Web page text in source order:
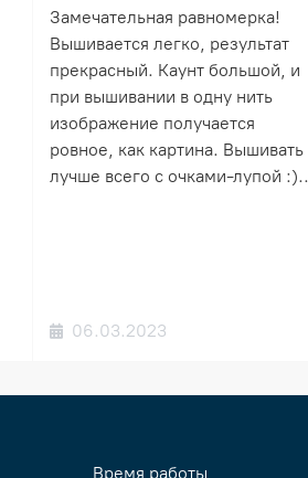
Замечательная равномерка!
Вышивается легко, результат
прекрасный. Каунт большой, и
при вышивании в одну нить
изображение получается
ровное, как картина. Вышивать
лучше всего с очками-лупой :)..
06.03.2023
Время работы